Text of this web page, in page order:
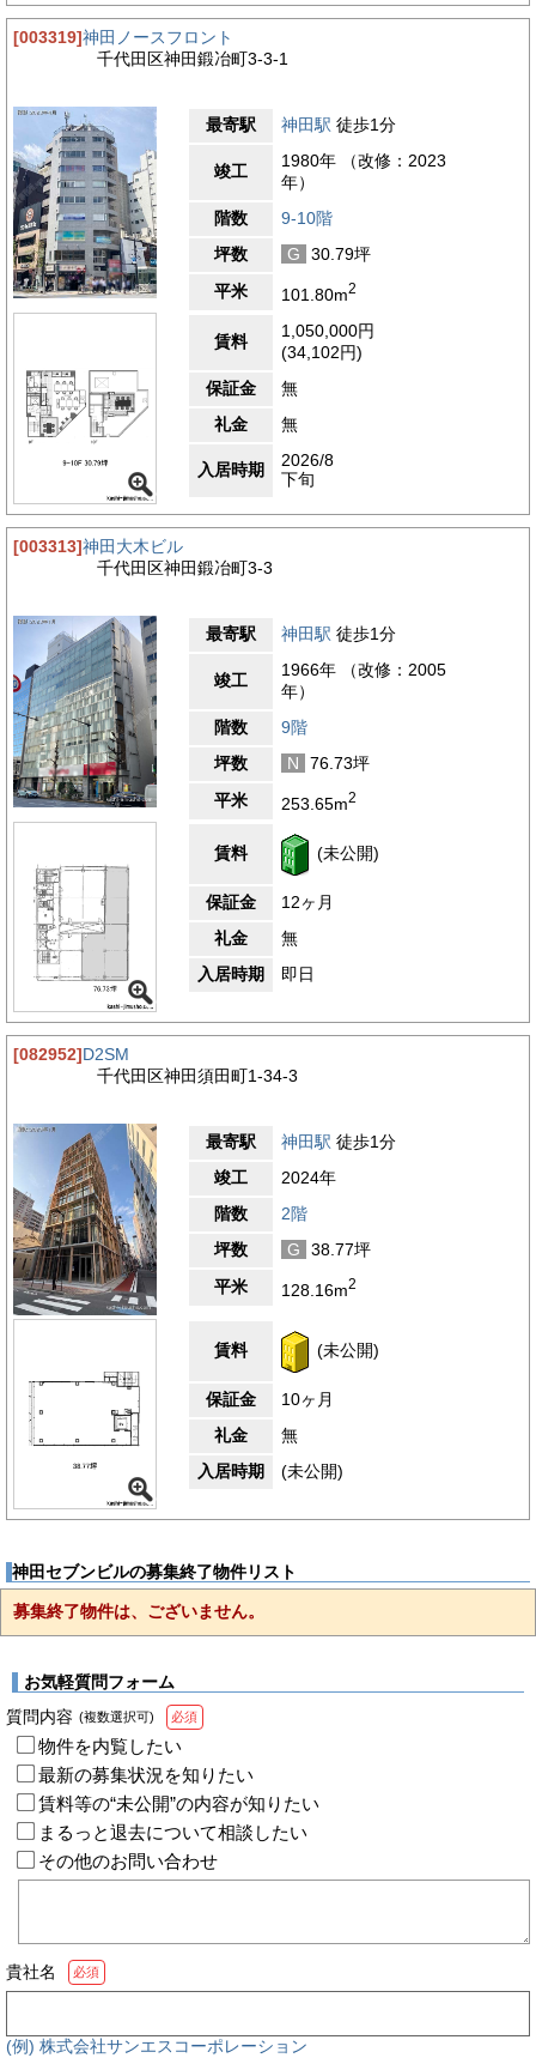
[003319]神田ノースフロント
千代田区神田鍛冶町3-3-1
最寄駅 神田駅 徒歩1分
竣工
1980年 （改修：2023
年）
階数
9-10階
坪数
G
30.79坪
平米
101.80m2
賃料
1,050,000円
(34,102円)
保証金
無
礼金
無
入居時期
2026/8
下旬
[003313]神田大木ビル
千代田区神田鍛冶町3-3
最寄駅 神田駅 徒歩1分
竣工
1966年 （改修：2005
年）
階数
9階
坪数
N
76.73坪
平米
253.65m2
賃料 (未公開)
保証金
12ヶ月
礼金
無
入居時期
即日
[082952]D2SM
千代田区神田須田町1-34-3
最寄駅 神田駅 徒歩1分
竣工
2024年
階数
2階
坪数
G
38.77坪
平米
128.16m2
賃料 (未公開)
保証金
10ヶ月
礼金
無
入居時期
(未公開)
神田セブンビルの募集終了物件リスト
募集終了物件は、ございません。
お気軽質問フォーム
質問内容 (複数選択可) 必須
物件を内覧したい
最新の募集状況を知りたい
賃料等の“未公開”の内容が知りたい
まるっと退去について相談したい
その他のお問い合わせ
貴社名 必須
(例) 株式会社サンエスコーポレーション